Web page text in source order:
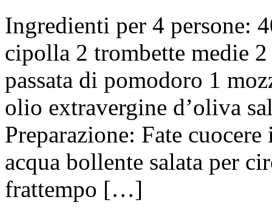
Ingredienti per 4 persone:
cipolla 2 trombette medie
passata di pomodoro 1
olio extravergine d’oliva
Preparazione: Fate
acqua bollente salata per
frattempo […]